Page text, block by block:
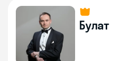
Булат